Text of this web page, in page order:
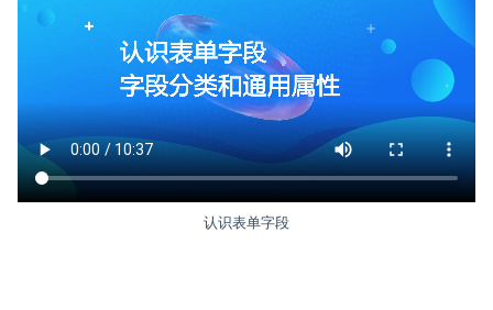
认识表单字段